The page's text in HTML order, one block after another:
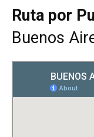
Ruta por
Buenos